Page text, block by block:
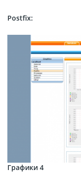
Postfix:
Графики 4